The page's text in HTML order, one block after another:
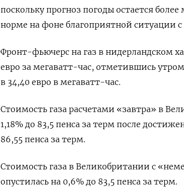
поскольку прогноз погоды остается
норме на фоне благоприятной ситуации
Фронт-фьючерс на газ в нидерландском
евро за мегаватт-час, отметившись
в 34,40 евро в мегаватт-час.
Стоимость газа расчетами «завтра» в
1,18% до 83,5 пенса за терм после
86,55 пенса за терм.
Стоимость газа в Великобритании с
опустилась на 0,6% до 83,5 пенса за терм.